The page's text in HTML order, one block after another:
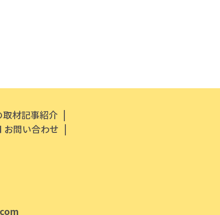
取材記事紹介 |
お問い合わせ |